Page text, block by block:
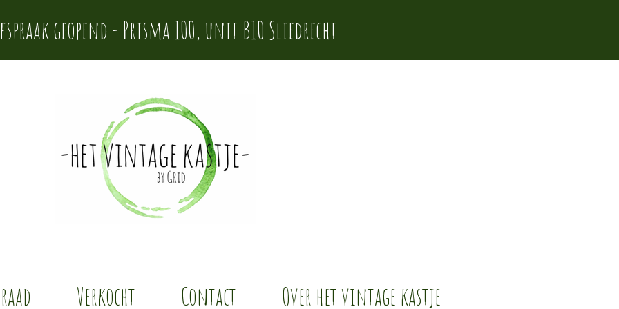
geopend - Prisma 100, unit B10 Sliedrecht
Verkocht Contact
Over het vintage kastje